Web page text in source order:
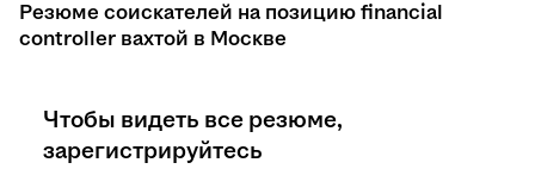
Резюме соискателей на позицию financial
controller вахтой в Москве
Чтобы видеть все резюме,
зарегистрируйтесь